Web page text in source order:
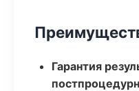
Гарантия